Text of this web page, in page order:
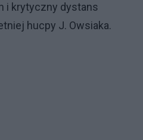
i krytyczny dystans
hucpy J. Owsiaka.